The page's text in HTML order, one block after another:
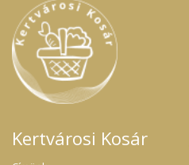
Kertvárosi Kosár